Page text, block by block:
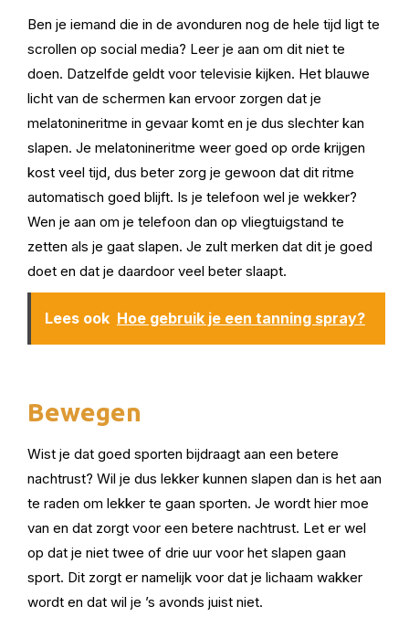
Ben je iemand die in de avonduren nog de hele tijd ligt te
scrollen op social media? Leer je aan om dit niet te
doen. Datzelfde geldt voor televisie kijken. Het blauwe
licht van de schermen kan ervoor zorgen dat je
melatonineritme in gevaar komt en je dus slechter kan
slapen. Je melatonineritme weer goed op orde krijgen
kost veel tijd, dus beter zorg je gewoon dat dit ritme
automatisch goed blijft. Is je telefoon wel je wekker?
Wen je aan om je telefoon dan op vliegtuigstand te
zetten als je gaat slapen. Je zult merken dat dit je goed
doet en dat je daardoor veel beter slaapt.
Lees ook Hoe gebruik je een tanning spray?
Bewegen
Wist je dat goed sporten bijdraagt aan een betere
nachtrust? Wil je dus lekker kunnen slapen dan is het aan
te raden om lekker te gaan sporten. Je wordt hier moe
van en dat zorgt voor een betere nachtrust. Let er wel
op dat je niet twee of drie uur voor het slapen gaan
sport. Dit zorgt er namelijk voor dat je lichaam wakker
wordt en dat wil je ’s avonds juist niet.